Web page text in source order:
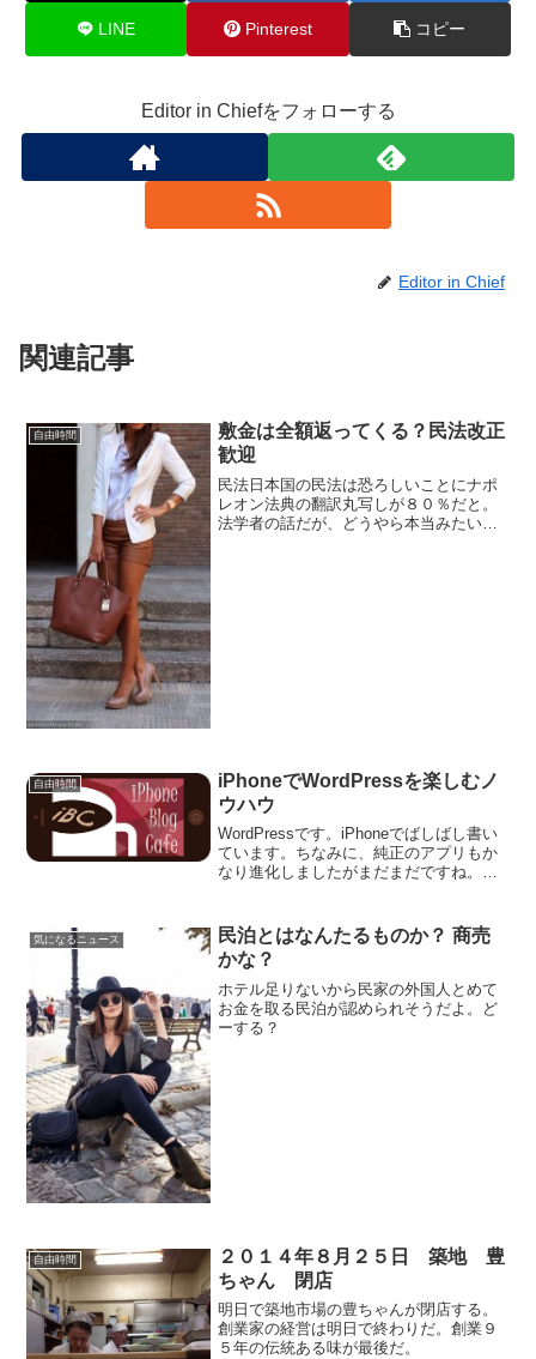
LINE Pinterest コピー
Editor in Chiefをフォローする
Editor in Chief
関連記事
自由時間
敷金は全額返ってくる？民法改正
歓迎
民法日本国の民法は恐ろしいことにナポ
レオン法典の翻訳丸写しが８０％だと。
法学者の話だが、どうやら本当みたい
自由時間
iPhoneでWordPressを楽しむノ
ウハウ
WordPressです。iPhoneでばしばし書い
ています。ちなみに、純正のアプリもか
なり進化しましたがまだまだですね。な
方のマニュアルはない。
気になるニュース
民泊とはなんたるものか？ 商売
かな？
ホテル足りないから民家の外国人とめて
お金を取る民泊が認められそうだよ。ど
ーする？
自由時間
２０１４年８月２５日 築地 豊
ちゃん 閉店
明日で築地市場の豊ちゃんが閉店する。
創業家の経営は明日で終わりだ。創業９
５年の伝統ある味が最後だ。